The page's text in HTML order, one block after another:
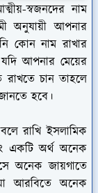
স্বজনদের নাম
অনুযায়ী আপনার
কোন নাম রাখার
আপনার মেয়ের
রাখতে চান তাহলে
হবে।
রাখি ইসলামিক
একটি অর্থ অনেক
অনেক জায়গাতে
আরবিতে অনেক